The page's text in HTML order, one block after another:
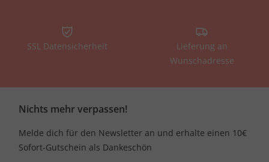
SSL Datensicherheit
Lieferung an
Wunschadresse
Nichts mehr verpassen!
Melde dich für den Newsletter an und erhalte einen 10€
Sofort-Gutschein als Dankeschön